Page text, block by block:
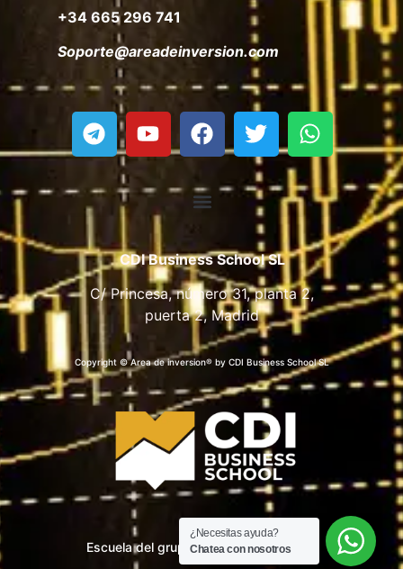
+34 665 296 741
Soporte@areadeinversion.com
CDI Business School SL
C/ Princesa, número 31, planta 2,
puerta 2, Madrid
Copyright © Area de inversion® by CDI Business School SL
Escuela del grupo CDI Business School
¿Necesitas ayuda?
Chatea con nosotros